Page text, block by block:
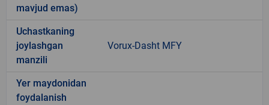
mavjud emas)
Uchastkaning
joylashgan
manzili
Vorux-Dasht MFY
Yer maydonidan
foydalanish